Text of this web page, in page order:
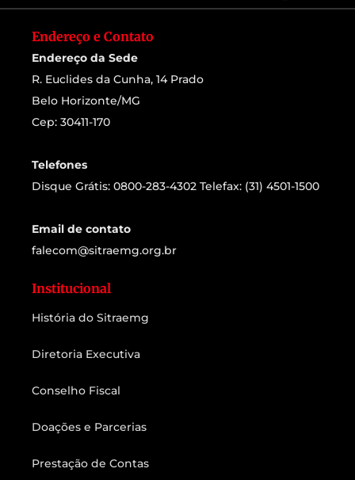
Endereço e Contato
Endereço da Sede
R. Euclides da Cunha, 14 Prado
Belo Horizonte/MG
Cep: 30411-170
Telefones
Disque Grátis: 0800-283-4302 Telefax: (31) 4501-1500
Email de contato
falecom@sitraemg.org.br
Institucional
História do Sitraemg
Diretoria Executiva
Conselho Fiscal
Doações e Parcerias
Prestação de Contas